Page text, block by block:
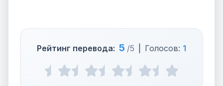
Рейтинг перевода: 5 /5 Голосов: 1